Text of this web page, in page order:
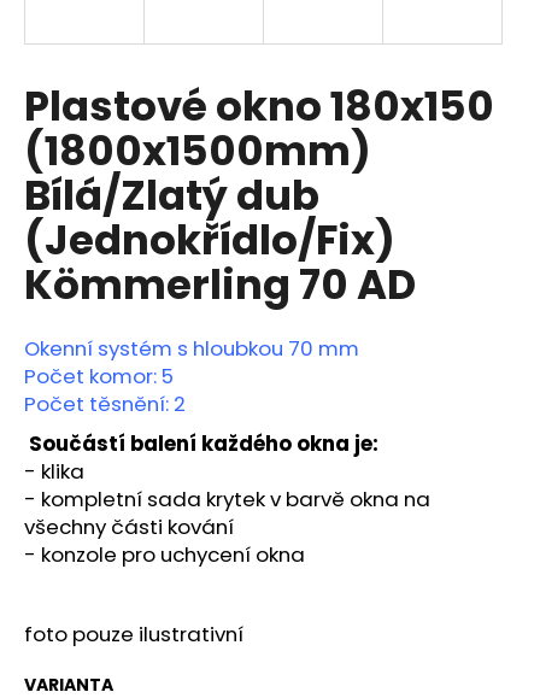
Plastové okno 180x150
(1800x1500mm)
Bílá/Zlatý dub
(Jednokřídlo/Fix)
Kömmerling 70 AD
Okenní systém s hloubkou 70 mm
Počet komor: 5
Počet těsnění: 2
Součástí balení každého okna je:
- klika
- kompletní sada krytek v barvě okna na
všechny části kování
- konzole pro uchycení okna
foto pouze ilustrativní
VARIANTA
í
t
?
HLEDAT
D
o
p
o
r
u
č
e
m
e